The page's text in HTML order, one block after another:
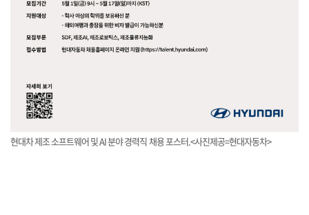
현대차 제조 소프트웨어 및 AI 분야 경력직 채용 포스터.<사진제공=현대자동차>